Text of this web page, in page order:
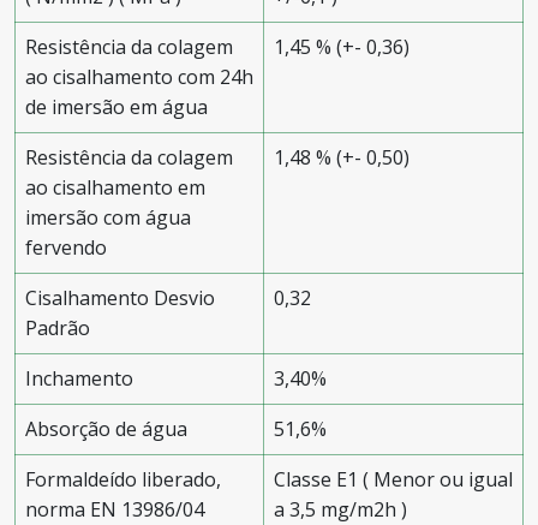
Resistência da colagem
ao cisalhamento com 24h
de imersão em água
1,45 % (+- 0,36)
Resistência da colagem
ao cisalhamento em
imersão com água
fervendo
1,48 % (+- 0,50)
Cisalhamento Desvio
Padrão
0,32
Inchamento
3,40%
Absorção de água
51,6%
Formaldeído liberado,
norma EN 13986/04
Classe E1 ( Menor ou igual
a 3,5 mg/m2h )